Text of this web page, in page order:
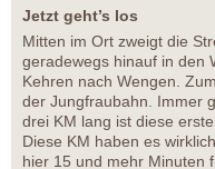
Jetzt geht’s los
Mitten im Ort zweigt die
geradewegs hinauf in den
Kehren nach Wengen.
der Jungfraubahn. Immer
drei KM lang ist diese
Diese KM haben es
hier 15 und mehr Minuten